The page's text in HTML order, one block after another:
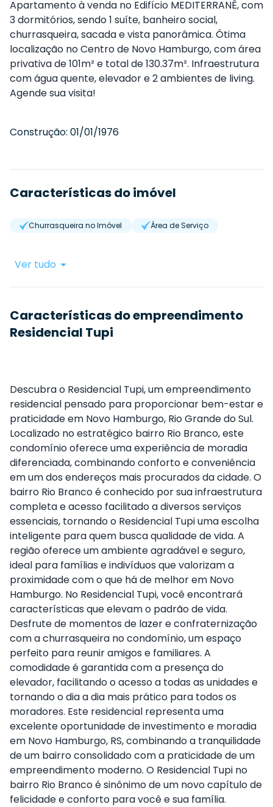
Apartamento à venda no Edifício MEDITERRANÊ, com
3 dormitórios, sendo 1 suíte, banheiro social,
churrasqueira, sacada e vista panorâmica. Ótima
localização no Centro de Novo Hamburgo, com área
privativa de 101m² e total de 130.37m². Infraestrutura
com água quente, elevador e 2 ambientes de living.
Agende sua visita!
Construção: 01/01/1976
Características do imóvel
Churrasqueira no Imóvel Área de Serviço
Ver tudo
Características do empreendimento
Residencial Tupi
Descubra o Residencial Tupi, um empreendimento
residencial pensado para proporcionar bem-estar e
praticidade em Novo Hamburgo, Rio Grande do Sul.
Localizado no estratégico bairro Rio Branco, este
condomínio oferece uma experiência de moradia
diferenciada, combinando conforto e conveniência
em um dos endereços mais procurados da cidade. O
bairro Rio Branco é conhecido por sua infraestrutura
completa e acesso facilitado a diversos serviços
essenciais, tornando o Residencial Tupi uma escolha
inteligente para quem busca qualidade de vida. A
região oferece um ambiente agradável e seguro,
ideal para famílias e indivíduos que valorizam a
proximidade com o que há de melhor em Novo
Hamburgo. No Residencial Tupi, você encontrará
características que elevam o padrão de vida.
Desfrute de momentos de lazer e confraternização
com a churrasqueira no condomínio, um espaço
perfeito para reunir amigos e familiares. A
comodidade é garantida com a presença do
elevador, facilitando o acesso a todas as unidades e
tornando o dia a dia mais prático para todos os
moradores. Este residencial representa uma
excelente oportunidade de investimento e moradia
em Novo Hamburgo, RS, combinando a tranquilidade
de um bairro consolidado com a praticidade de um
empreendimento moderno. O Residencial Tupi no
bairro Rio Branco é sinônimo de um novo capítulo de
felicidade e conforto para você e sua família.